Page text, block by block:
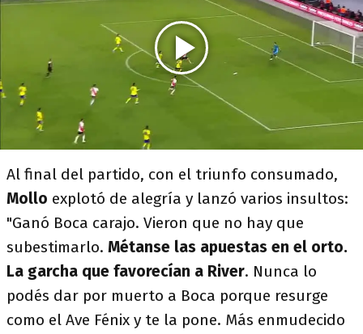
Al final del partido, con el triunfo consumado,
Mollo explotó de alegría y lanzó varios insultos:
"Ganó Boca carajo. Vieron que no hay que
subestimarlo. Métanse las apuestas en el orto.
La garcha que favorecían a River. Nunca lo
podés dar por muerto a Boca porque resurge
como el Ave Fénix y te la pone. Más enmudecido